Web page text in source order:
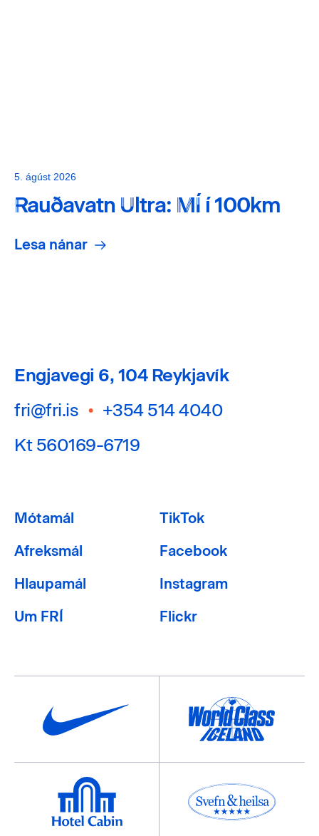
5. ágúst 2026
Rauðavatn Ultra: MÍ í 100km
Lesa nánar
Engjavegi 6, 104 Reykjavík
fri@fri.is • +354 514 4040
Kt 560169-6719
Mótamál
Afreksmál
Hlaupamál
Um FRÍ
TikTok
Facebook
Instagram
Flickr